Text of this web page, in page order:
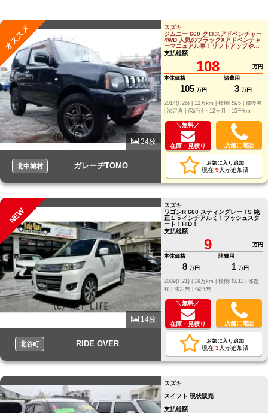
オススメ
34枚
北中城村 ガレーヂTOMO
スズキ
ジムニー 660 クロスアドベンチャー
4WD 人気のブラックXアドベンチャ
ーマニュアル車！リフトアップやツ
イーターなど、音にも走りにも拘っ
たジムニ
支払総額
108
万円
本体価格
105 万円
諸費用
3 万円
修復有
法定含 | 保証付・12ヶ月・15千km
＼無料／
在庫・見積り 店舗に電話
お気に入り追加
現在 9人が追加済
NEW
14枚
北谷町 RIDE OVER
スズキ
ワゴンR 660 スティングレー TS 純
正１５インチアルミ！プッシュスタ
ート！HID！
支払総額
9
万円
本体価格
8 万円
諸費用
1 万円
修復
有 | 法定無 | 保証無
＼無料／
在庫・見積り 店舗に電話
お気に入り追加
現在 3人が追加済
スズキ
スイフト 現状販売
支払総額